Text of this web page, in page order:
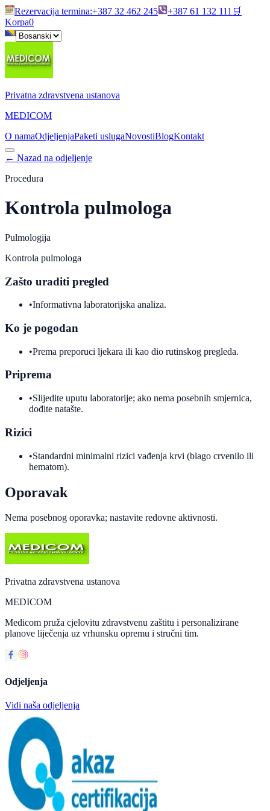
Rezervacija termina:+387 32 462 245 +387 61 132 111 🛒
Korpa0
Privatna zdravstvena ustanova
MEDICOM
O namaOdjeljenjaPaketi uslugaNovostiBlogKontakt
← Nazad na odjeljenje
Procedura
Kontrola pulmologa
Pulmologija
Kontrola pulmologa
Zašto uraditi pregled
•Informativna laboratorijska analiza.
Ko je pogodan
•Prema preporuci ljekara ili kao dio rutinskog pregleda.
Priprema
•Slijedite uputu laboratorije; ako nema posebnih smjernica,
dođite natašte.
Rizici
•Standardni minimalni rizici vađenja krvi (blago crvenilo ili
hematom).
Oporavak
Nema posebnog oporavka; nastavite redovne aktivnosti.
Privatna zdravstvena ustanova
MEDICOM
Medicom pruža cjelovitu zdravstvenu zaštitu i personalizirane
planove liječenja uz vrhunsku opremu i stručni tim.
Odjeljenja
Vidi naša odjeljenja